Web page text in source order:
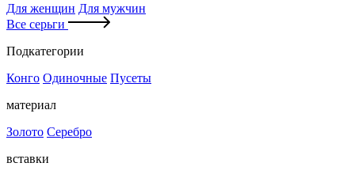
Для женщин Для мужчин
Все серьги
Подкатегории
Конго Одиночные Пусеты
материал
Золото Серебро
вставки